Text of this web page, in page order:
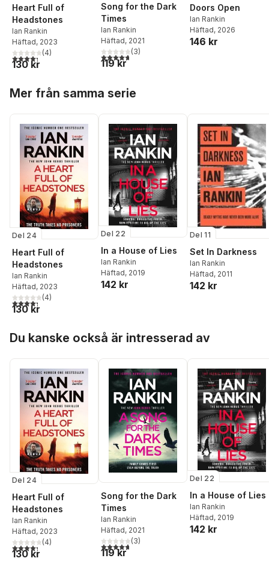
Heart Full of
Headstones
Ian Rankin
Häftad, 2023
4,3utav 5 stjärnor. Totalt antal röster:
(4)
130 kr
Song for the Dark
Times
Ian Rankin
Häftad, 2021
4,7utav 5 stjärnor. Totalt antal röster:
(3)
119 kr
Doors Open
Ian Rankin
Häftad, 2026
146 kr
Mer från samma serie
Del 24
Heart Full of
Headstones
Ian Rankin
Häftad, 2023
4,3utav 5 stjärnor. Totalt antal röster:
(4)
130 kr
Del 22
In a House of Lies
Ian Rankin
Häftad, 2019
142 kr
Del 11
Set In Darkness
Ian Rankin
Häftad, 2011
142 kr
Du kanske också är intresserad av
Del 24
Heart Full of
Headstones
Ian Rankin
Häftad, 2023
4,3utav 5 stjärnor. Totalt antal röster:
(4)
130 kr
Song for the Dark
Times
Ian Rankin
Häftad, 2021
4,7utav 5 stjärnor. Totalt antal röster:
(3)
119 kr
Del 22
In a House of Lies
Ian Rankin
Häftad, 2019
142 kr